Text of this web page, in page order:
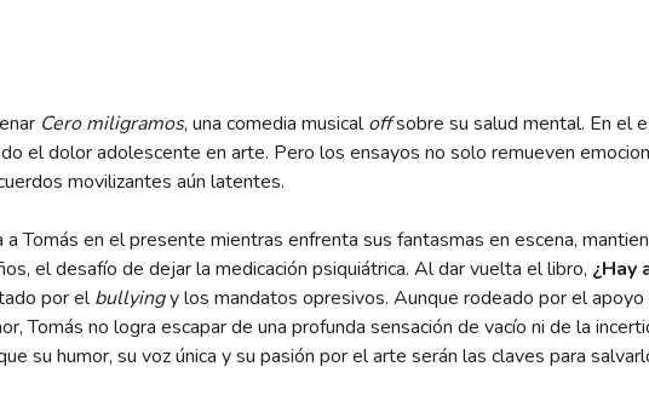
Cero miligramos, una comedia musicaloffsobre su salud mental. En el
el dolor adolescente en arte. Pero los ensayos no solo remueven
movilizantes aún latentes.
a Tomás en el presente mientras enfrenta sus fantasmas en escena,
el desafío de dejar la medicación psiquiátrica. Al dar vuelta el libro, ¿Hay
por elbullyingy los mandatos opresivos. Aunque rodeado por el
Tomás no logra escapar de una profunda sensación de vacío ni de la
su humor, su voz única y su pasión por el arte serán las claves para